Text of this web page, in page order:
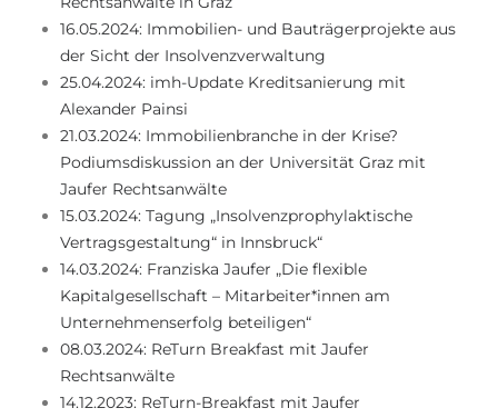
16.05.2024: Immobilien- und Bauträgerprojekte aus
der Sicht der Insolvenzverwaltung
25.04.2024: imh-Update Kreditsanierung mit
Alexander Painsi
21.03.2024: Immobilienbranche in der Krise?
Podiumsdiskussion an der Universität Graz mit
Jaufer Rechtsanwälte
15.03.2024: Tagung „Insolvenzprophylaktische
Vertragsgestaltung“ in Innsbruck“
14.03.2024: Franziska Jaufer „Die flexible
Kapitalgesellschaft – Mitarbeiter*innen am
Unternehmenserfolg beteiligen“
08.03.2024: ReTurn Breakfast mit Jaufer
Rechtsanwälte
14.12.2023: ReTurn-Breakfast mit Jaufer